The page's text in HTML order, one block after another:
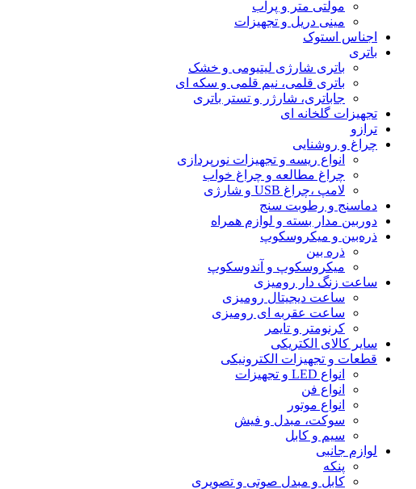
مولتی متر و پراب
مینی دریل و تجهیزات
اجناس استوک
باتری
باتری شارژی لیتیومی و خشک
باتری قلمی، نیم قلمی و سکه ای
جاباتری، شارژر و تستر باتری
تجهیزات گلخانه ای
ترازو
چراغ و روشنایی
انواع ریسه و تجهیزات نورپردازی
چراغ مطالعه و چراغ خواب
لامپ ،چراغ USB و شارژی
دماسنج و رطوبت سنج
دوربین مدار بسته و لوازم همراه
ذره‌بین و میکروسکوپ
ذره بین
میکروسکوپ و آندوسکوپ
ساعت زنگ دار رومیزی
ساعت دیجیتال رومیزی
ساعت عقربه ای رومیزی
کرنومتر و تایمر
سایر کالای الکتریکی
قطعات و تجهیزات الکترونیکی
انواع LED و تجهیزات
انواع فن
انواع موتور
سوکت، مبدل و فیش
سیم و کابل
لوازم جانبی
پنکه
کابل و مبدل صوتی و تصویری